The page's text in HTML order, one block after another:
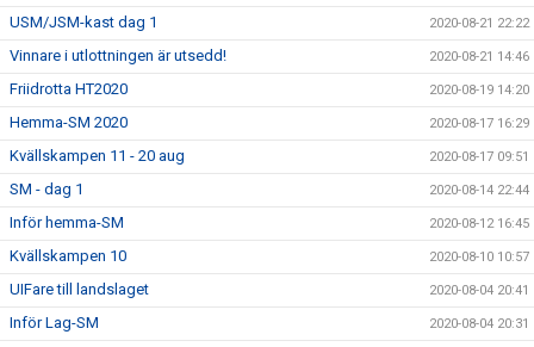
USM/JSM-kast dag 1 2020-08-21 22:22
Vinnare i utlottningen är utsedd! 2020-08-21 14:46
Friidrotta HT2020 2020-08-19 14:20
Hemma-SM 2020 2020-08-17 16:29
Kvällskampen 11 - 20 aug 2020-08-17 09:51
SM - dag 1 2020-08-14 22:44
Inför hemma-SM 2020-08-12 16:45
Kvällskampen 10 2020-08-10 10:57
UIFare till landslaget 2020-08-04 20:41
Inför Lag-SM 2020-08-04 20:31